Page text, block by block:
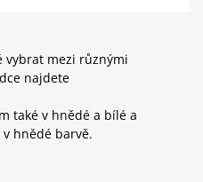
vybrat mezi různými
najdete
také v hnědé a bílé a
hnědé barvě.